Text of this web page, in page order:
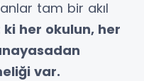
tam bir akıl
her okulun, her
var.